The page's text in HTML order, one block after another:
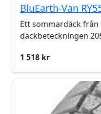
BluEarth-Van
Ett sommardäck från
däckbeteckningen
1 518 kr